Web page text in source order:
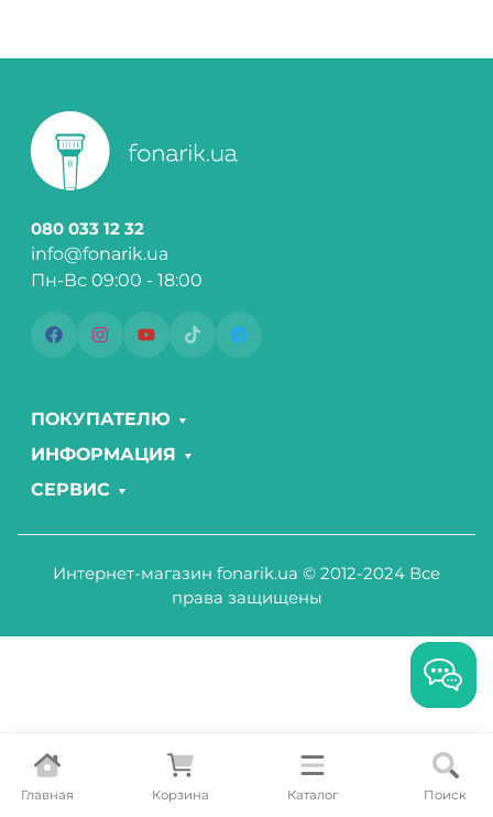
Главная Корзина Каталог Поиск
080 033 12 32
info@fonarik.ua
Пн-Вс 09:00 - 18:00
ПОКУПАТЕЛЮ
ИНФОРМАЦИЯ
СЕРВИС
Интернет-магазин fonarik.ua © 2012-2024 Все
права защищены